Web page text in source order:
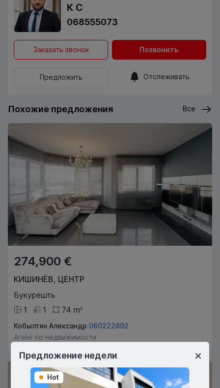
К С
068555073
Заказать звонок Позвонить
Предложить Отслеживать
Похожие предложения Все
274,900 €
КИШИНЁВ, ЦЕНТР
Букурешть
1
1 74 m2
Кобылтян Александр 060222892
Агент по недвижимости
Предложение недели
Hot